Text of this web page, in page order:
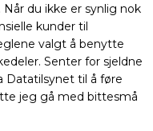
du ikke er synlig nok
kunder til
valgt å benytte
Senter for sjeldne
Datatilsynet til å føre
jeg gå med bittesmå